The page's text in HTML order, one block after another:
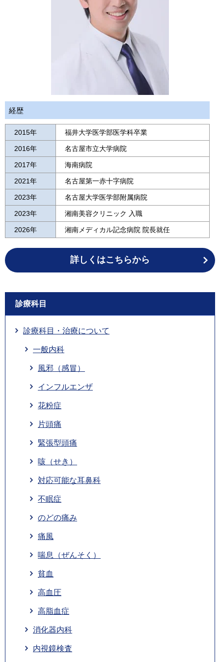
経歴
2015年 福井大学医学部医学科卒業
2016年 名古屋市立大学病院
2017年 海南病院
2021年 名古屋第一赤十字病院
2023年 名古屋大学医学部附属病院
2023年 湘南美容クリニック 入職
2026年 湘南メディカル記念病院 院長就任
詳しくはこちらから
診療科目
診療科目・治療について
一般内科
風邪（感冒）
インフルエンザ
花粉症
片頭痛
緊張型頭痛
咳（せき）
対応可能な耳鼻科
不眠症
のどの痛み
痛風
喘息（ぜんそく）
貧血
高血圧
高脂血症
消化器内科
内視鏡検査